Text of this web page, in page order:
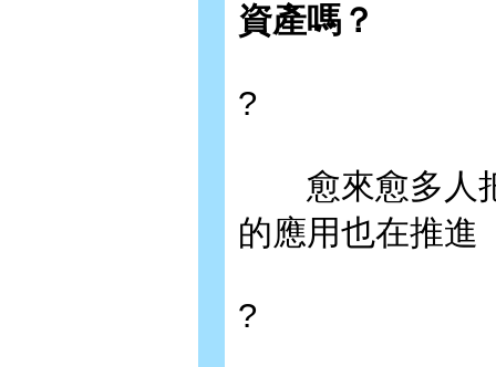
資產嗎？
?
愈來愈多人把
的應用也在推進
?